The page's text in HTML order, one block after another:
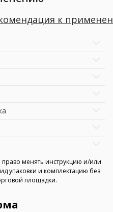
к
право менять инструкцию и/или
упаковки и комплектацию без
площадки.